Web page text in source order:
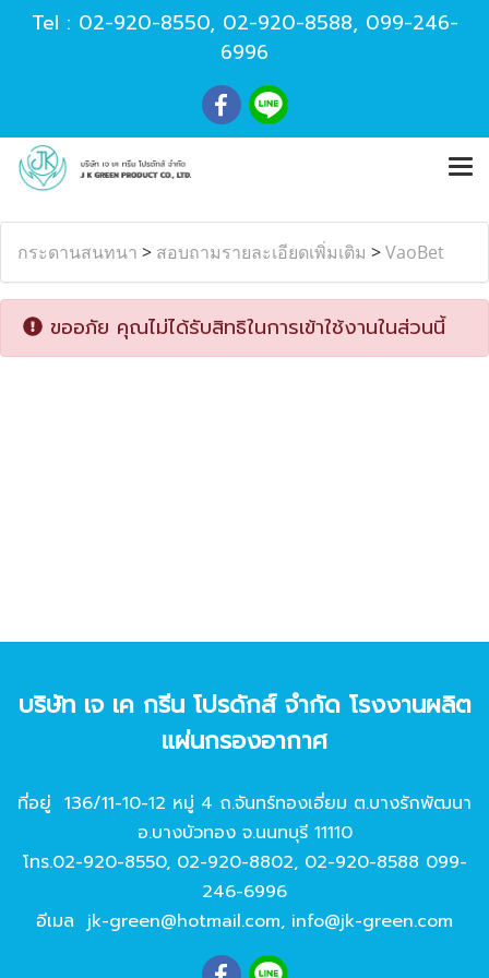
Tel : 02-920-8550, 02-920-8588, 099-246-
6996
กระดานสนทนา > สอบถามรายละเอียดเพิ่มเติม >VaoBet
ขออภัย คุณไม่ได้รับสิทธิในการเข้าใช้งานในส่วนนี้
บริษัท เจ เค กรีน โปรดักส์ จํากัด โรงงานผลิต
แผ่นกรองอากาศ
ที่อยู่ 136/11-10-12 หมู่ 4 ถ.จันทร์ทองเอี่ยม ต.บางรักพัฒนา
อ.บางบัวทอง จ.นนทบุรี 11110
โทร.02-920-8550, 02-920-8802, 02-920-8588 099-
246-6996
อีเมล jk-green@hotmail.com, info@jk-green.com